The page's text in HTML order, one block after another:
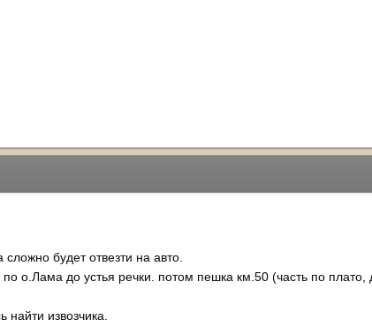
будет отвезти на авто.
о.Лама до устья речки. потом пешка км.50 (часть по плато,
извозчика.